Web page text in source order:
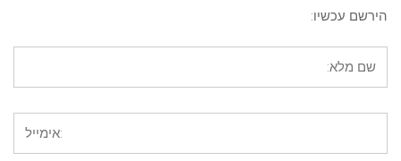
הירשם עכשיו: